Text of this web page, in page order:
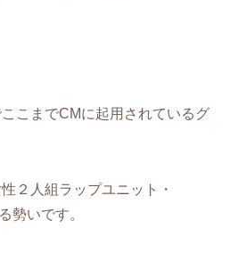
こまでCMに起用されているグ
２人組ラップユニット・
勢いです。